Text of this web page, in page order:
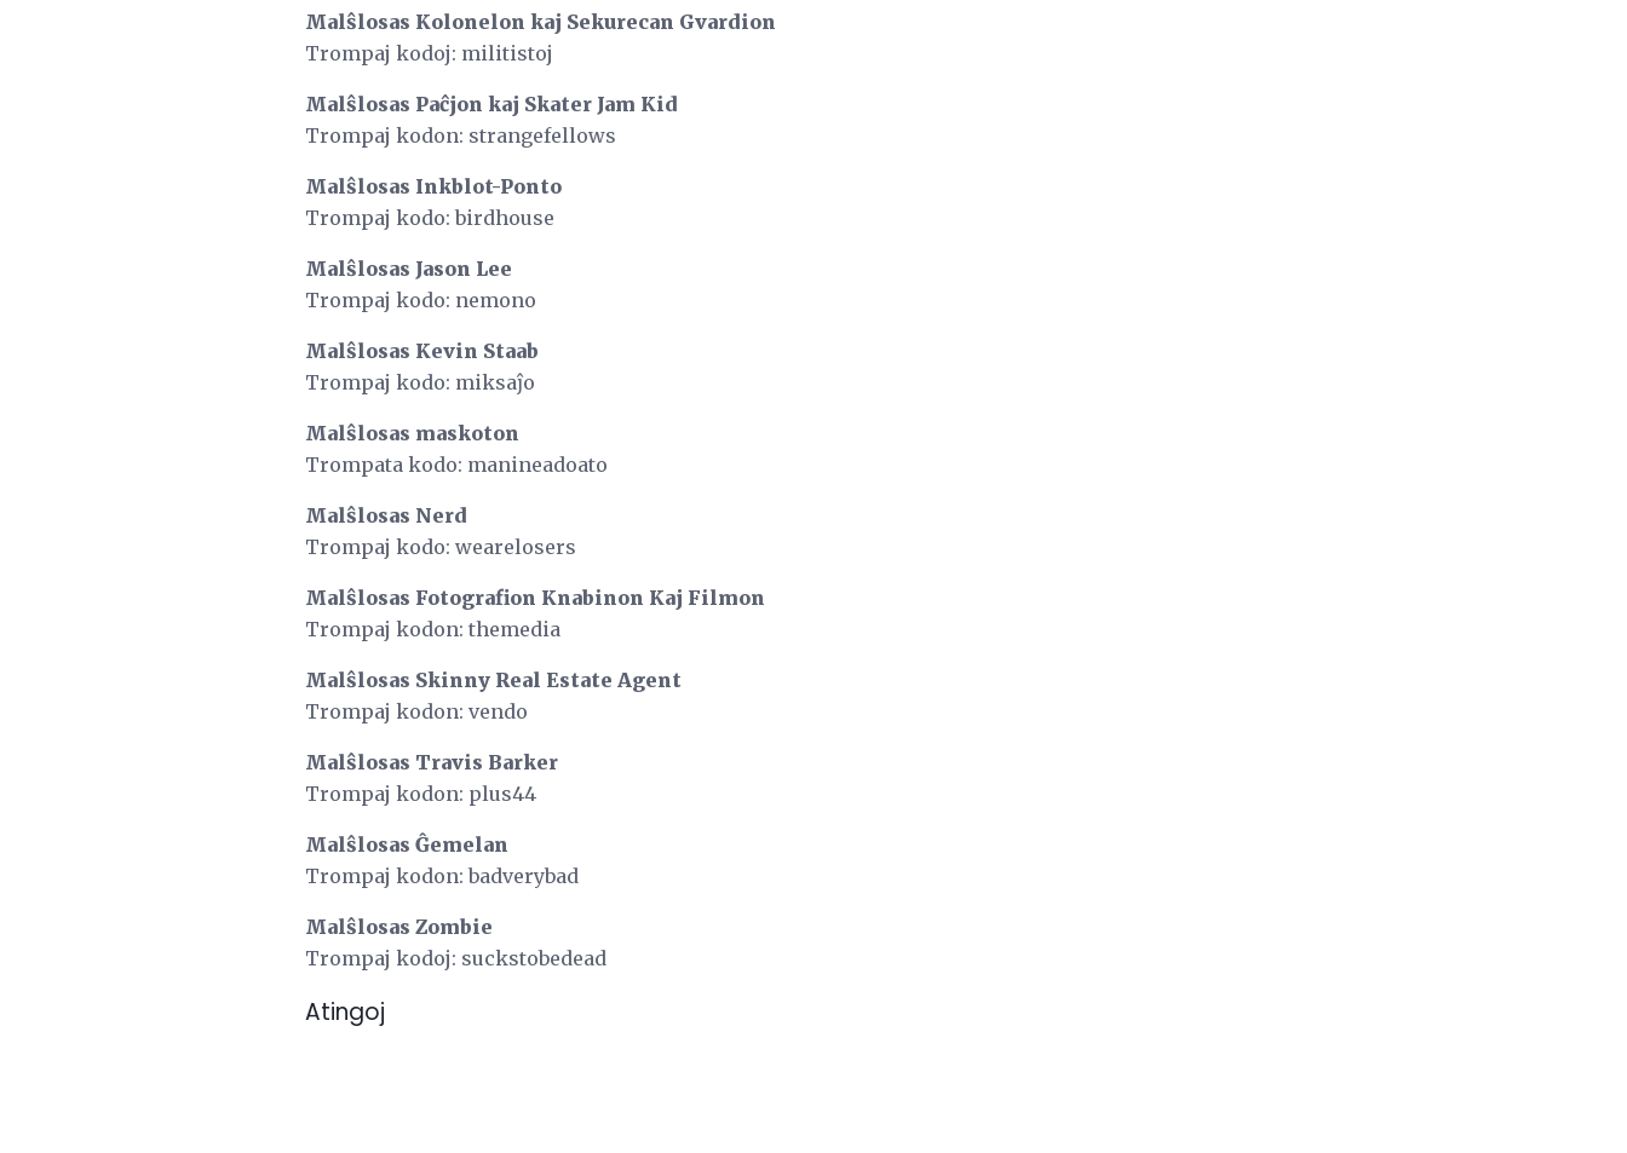
Malŝlosas Kolonelon kaj Sekurecan Gvardion
Trompaj kodoj: militistoj
Malŝlosas Paĉjon kaj Skater Jam Kid
Trompaj kodon: strangefellows
Malŝlosas Inkblot-Ponto
Trompaj kodo: birdhouse
Malŝlosas Jason Lee
Trompaj kodo: nemono
Malŝlosas Kevin Staab
Trompaj kodo: miksaĵo
Malŝlosas maskoton
Trompata kodo: manineadoato
Malŝlosas Nerd
Trompaj kodo: wearelosers
Malŝlosas Fotografion Knabinon Kaj Filmon
Trompaj kodon: themedia
Malŝlosas Skinny Real Estate Agent
Trompaj kodon: vendo
Malŝlosas Travis Barker
Trompaj kodon: plus44
Malŝlosas Ĝemelan
Trompaj kodon: badverybad
Malŝlosas Zombie
Trompaj kodoj: suckstobedead
Atingoj